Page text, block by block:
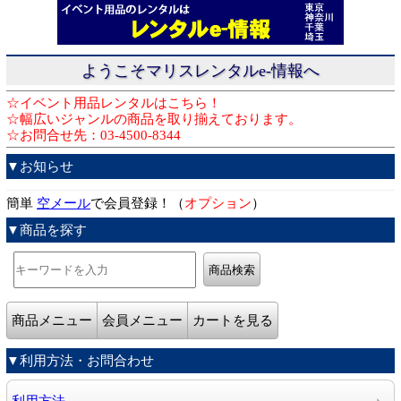
ようこそマリスレンタルe-情報へ
☆イベント用品レンタルはこちら！
☆幅広いジャンルの商品を取り揃えております。
☆お問合せ先：03-4500-8344
▼お知らせ
簡単 空メールで会員登録！（オプション）
▼商品を探す
商品メニュー 会員メニュー カートを見る
▼利用方法・お問合わせ